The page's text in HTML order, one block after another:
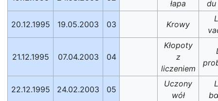
łapa
du
20.12.1995 19.05.2003 03 Krowy
21.12.1995 07.04.2003 04
Kłopoty
z
liczeniem
22.12.1995 24.02.2003 05
Uczony
wół